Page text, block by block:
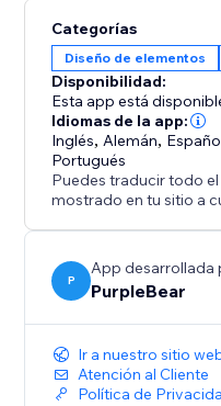
Categorías
Diseño de elementos
Disponibilidad:
Esta app está
Idiomas de la app:
Inglés, Alemán,
Portugués
Puedes traducir todo
mostrado en tu sitio a
P
App desarrollada
PurpleBear
Ir a nuestro sitio
Atención al Cliente
Política de